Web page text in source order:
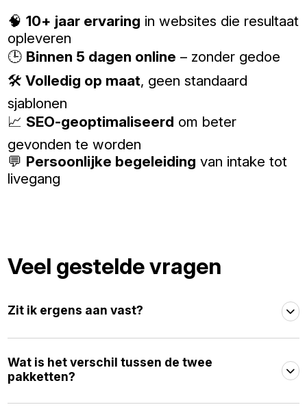
🧠10+ jaar ervaring in websites die resultaat
opleveren
🕒 Binnen 5 dagen online – zonder gedoe
🛠️Volledig op maat, geen standaard
sjablonen
📈 SEO-geoptimaliseerd om beter
gevonden te worden
💬 Persoonlijke begeleiding van intake tot
livegang
Veel gestelde vragen
Zit ik ergens aan vast?
Wat is het verschil tussen de twee
pakketten?